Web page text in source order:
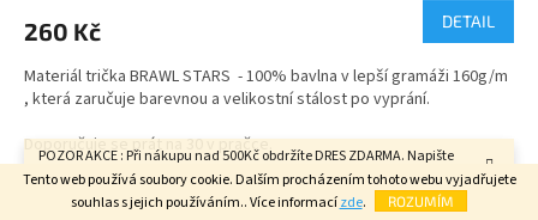
Tento web používá soubory cookie. Dalším procházením tohoto webu vyjadřujete
souhlas s jejich používáním.. Více informacízde. ROZUMÍM
POZOR AKCE : Při nákupu nad 500Kč obdržíte DRES ZDARMA. Napište
velikost do poznámky v závěrečném kroku objednávky. FAJN DEN.
260 Kč DETAIL
Materiál trička BRAWL STARS - 100% bavlna v lepší gramáži 160g/m
, která zaručuje barevnou a velikostní stálost po vyprání.
Doporučuje se prát na 30 v pračce.
velikosti - dětské i dospělé
světle modrá